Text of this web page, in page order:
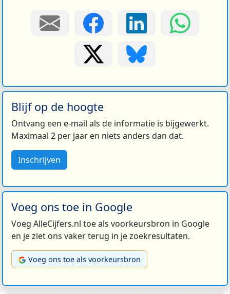
Blijf op de hoogte
Ontvang een e-mail als de informatie is bijgewerkt.
Maximaal 2 per jaar en niets anders dan dat.
Inschrijven
Voeg ons toe in Google
Voeg AlleCijfers.nl toe als voorkeursbron in Google
en je ziet ons vaker terug in je zoekresultaten.
Voeg ons toe als voorkeursbron